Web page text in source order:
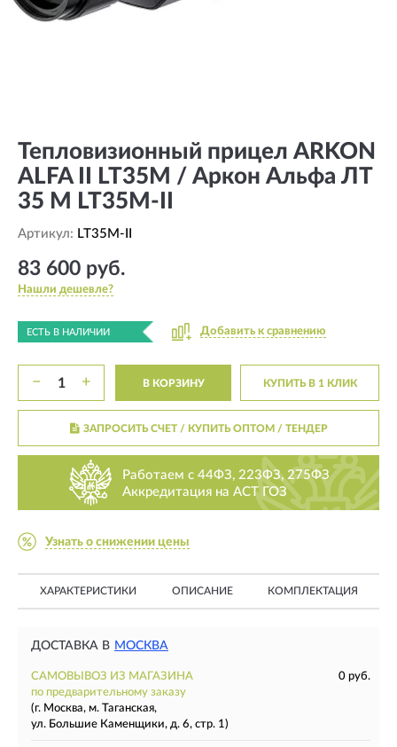
Тепловизионный прицел ARKON
ALFA II LT35M / Аркон Альфа ЛТ
35 М LT35M-II
Артикул: LT35M-II
83 600 руб.
Нашли дешевле?
ЕСТЬ В НАЛИЧИИ Добавить к сравнению
− + В КОРЗИНУ КУПИТЬ В 1 КЛИК
ЗАПРОСИТЬ СЧЕТ / КУПИТЬ ОПТОМ/ ТЕНДЕР
Работаем с 44ФЗ, 223ФЗ, 275ФЗ
Аккредитация на АСТ ГОЗ
Узнать о снижении цены
ХАРАКТЕРИСТИКИ ОПИСАНИЕ КОМПЛЕКТАЦИЯ
ДОСТАВКА В МОСКВА
САМОВЫВОЗ ИЗ МАГАЗИНА
0 руб.
по предварительному заказу
(г. Москва, м. Таганская,
ул. Большие Каменщики, д. 6, стр. 1)